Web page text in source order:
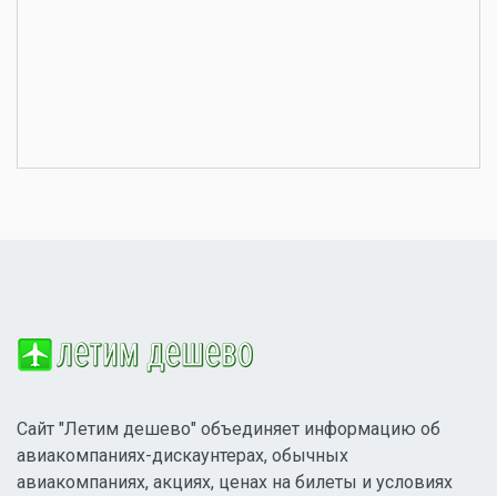
Сайт "Летим дешево" объединяет информацию об
авиакомпаниях-дискаунтерах, обычных
авиакомпаниях, акциях, ценах на билеты и условиях